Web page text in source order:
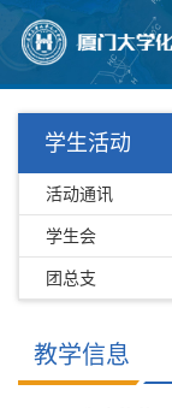
学生活动
活动通讯
学生会
团总支
教学信息